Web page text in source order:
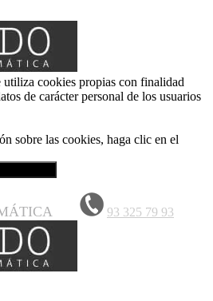
cookies propias con finalidad
de carácter personal de los usuarios
sobre las cookies, haga clic en el
93 325 79 93